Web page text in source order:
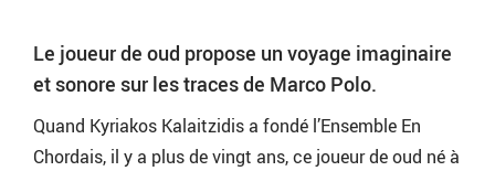
Le joueur de oud propose un voyage imaginaire
et sonore sur les traces de Marco Polo.
Quand Kyriakos Kalaitzidis a fondé l’Ensemble En
Chordais, il y a plus de vingt ans, ce joueur de oud né à